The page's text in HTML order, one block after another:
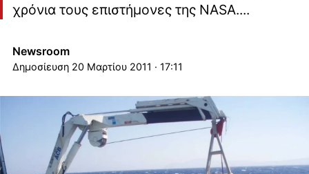
χρόνια τους επιστήμονες της NASA....
Newsroom
20 Μαρτίου 2011 · 17:11